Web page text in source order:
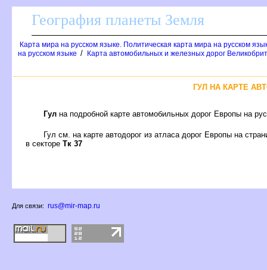
География планеты Земля
Карта мира на русском языке. Политическая карта мира на русском
на русском языке / Карта автомобильных и железных дорог
ГУЛ НА КАРТЕ
Гул на подробной карте автомобильных дорог Европы на
Гул см. на карте автодорог из атласа дорог Европы на
в секторе Тк 37
Для связи: rus@mir-map.ru